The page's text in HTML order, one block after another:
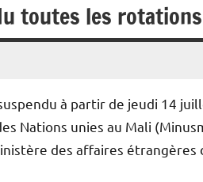
toutes les
à partir de jeudi 14
Nations unies au Mali
des affaires étrangères